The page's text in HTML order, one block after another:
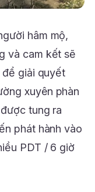
hâm mộ,
và cam kết sẽ
giải quyết
xuyên phàn
tung ra
phát hành vào
PDT / 6 giờ